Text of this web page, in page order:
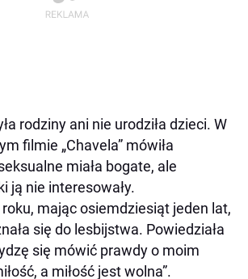
rodziny ani nie urodziła dzieci. W
filmie „Chavela” mówiła
miała bogate, ale
ją nie interesowały.
mając osiemdziesiąt jeden lat,
się do lesbijstwa. Powiedziała
się mówić prawdy o moim
a miłość jest wolna”.